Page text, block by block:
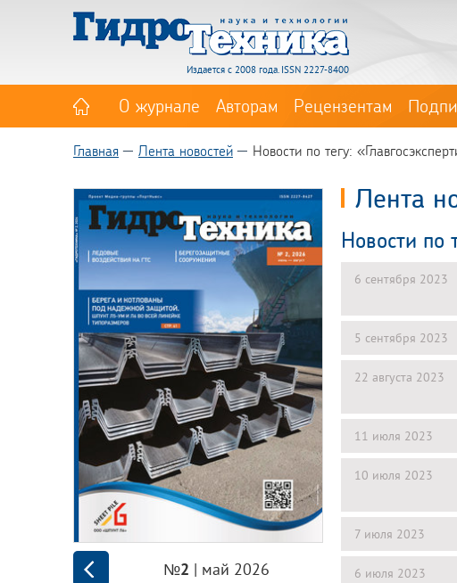
Издается с 2008 года. ISSN 2227-8400
О журнале Авторам Рецензентам
Главная Лента новостей Новости по тегу:
№2 | май 2026
Лента
Новости по
6 сентября 2023
5 сентября 2023
22 августа 2023
11 июля 2023
10 июля 2023
7 июля 2023
6 июля 2023